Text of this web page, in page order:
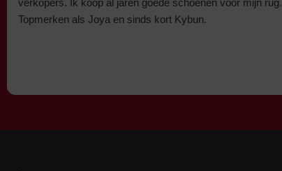
verkopers. Ik koop al jaren goede schoenen voor mijn rug.
Topmerken als Joya en sinds kort Kybun.